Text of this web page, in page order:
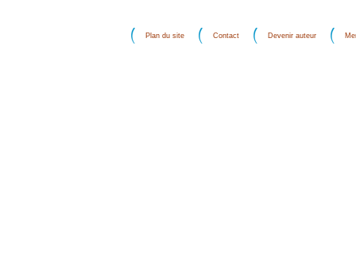
Plan du site Contact Devenir auteur